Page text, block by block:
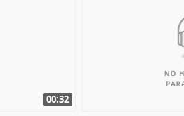
00:32